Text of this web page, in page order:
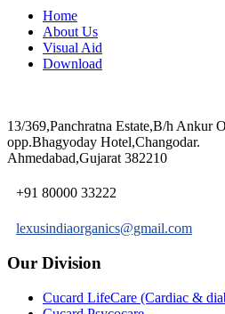
Home
About Us
Visual Aid
Download
13/369,Panchratna Estate,B/h Ankur
opp.Bhagyoday Hotel,Changodar.
Ahmedabad,Gujarat 382210
+91 80000 33222
lexusindiaorganics@gmail.com
Our Division
Cucard LifeCare (Cardiac &